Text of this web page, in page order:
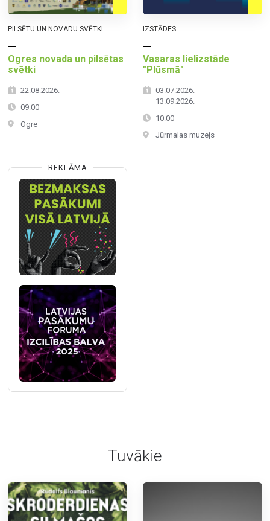
PILSĒTU UN NOVADU SVĒTKI
Ogres novada un pilsētas
svētki
22.08.2026.
09:00
Ogre
IZSTĀDES
Vasaras lielizstāde
"Plūsmā"
03.07.2026. -
13.09.2026.
10:00
Jūrmalas muzejs
REKLĀMA
Tuvākie